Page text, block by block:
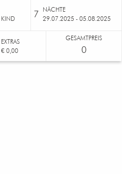
KIND 7
NÄCHTE
29.07.2025 - 05.08.2025
EXTRAS
€ 0,00
0
GESAMTPREIS